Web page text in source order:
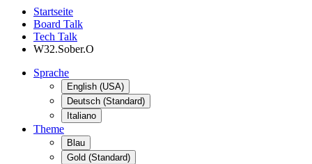
Startseite
Board Talk
Tech Talk
W32.Sober.O
Sprache
English (USA)
Deutsch (Standard)
Italiano
Theme
Blau
Gold (Standard)